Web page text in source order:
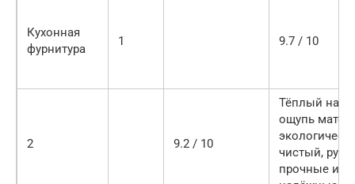
Кухонная
фурнитура
1 9.7 / 10
2 9.2 / 10
Тёплый на
ощупь
чистый,
прочные и